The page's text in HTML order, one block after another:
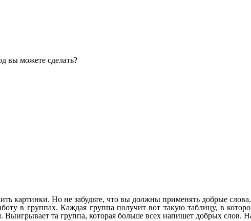
вы можете сделать?
картинки. Но не забудьте, что вы должны применять добрые
в группах. Каждая группа получит вот такую таблицу, в
та группа, которая больше всех напишет добрых слов.